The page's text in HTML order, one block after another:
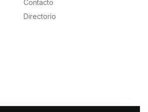
Contacto
Directorio